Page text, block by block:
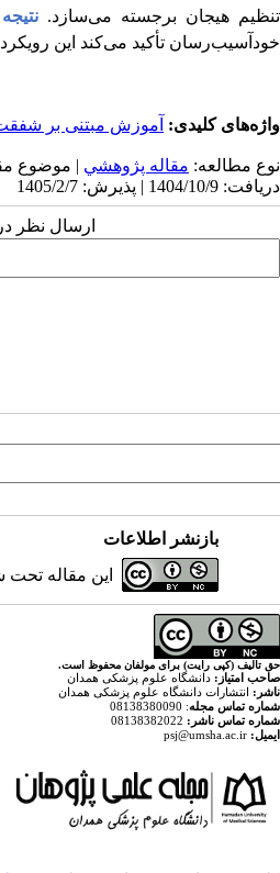
تنظیم هیجان برجسته می‌سازد.
خودآسیب‌رسان تأکید می‌کند این
واژه‌های کلیدی: آموزش مبتنی بر
نوع مطالعه: مقاله پژوهشي | موضوع
دریافت: 1404/10/9 | پذیرش: 1405/2/7
ارسال نظر
بازنشر اطلاعات
این مقاله تحت
حق تالیف (کپی رایت) برای مولفان محفوظ است.
صاحب امتیاز: دانشگاه علوم پزشکی همدان
ناشر: انتشارات دانشگاه علوم پزشکی همدان
شماره تماس مجله: 08138380090
شماره تماس ناشر:
ایمیل: